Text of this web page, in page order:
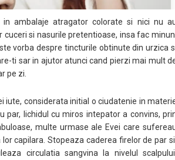
in ambalaje atragator colorate si nici nu
cuceri si nasurile pretentioase, insa fac
vorba despre tincturile obtinute din urzica
ti sar in ajutor atunci cand pierzi mai mult
pe zi.
iute, considerata initial o ciudatenie in
par, lichidul cu miros intepator a convins,
multe urmase ale Evei care
capilara. Stopeaza caderea firelor de par
circulatia sangvina la nivelul